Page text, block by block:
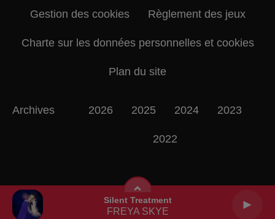
Silent Treatment
FREYA SKYE
Gestion des cookies Règlement des jeux
Charte sur les données personnelles et cookies
Plan du site
Archives 2026 2025 2024 2023
2022